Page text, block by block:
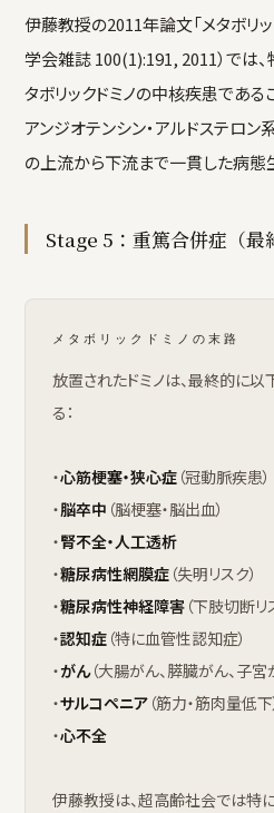
伊藤教授の2011年論文「メタボリッ
学会雑誌 100(1):191, 2011）では、
タボリックドミノの中核疾患である
アンジオテンシン・アルドステロン
の上流から下流まで一貫した病態
Stage 5：重篤合併症（最
メタボリックドミノの末路
放置されたドミノは、最終的に
る：
・心筋梗塞・狭心症 （冠動脈疾患）
・脳卒中 （脳梗塞・脳出血）
・腎不全・人工透析
・糖尿病性網膜症 （失明リスク）
・糖尿病性神経障害 （下肢切断リ
・認知症 （特に血管性認知症）
・がん（大腸がん、膵臓がん、子宮
・サルコペニア （筋力・筋肉量低下
・心不全
伊藤教授は、超高齢社会では特